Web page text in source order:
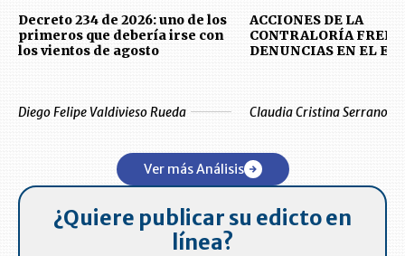
Decreto 234 de 2026: uno de los
primeros que debería irse con
los vientos de agosto
Diego Felipe Valdivieso Rueda
ACCIONES DE LA
CONTRALORÍA
DENUNCIAS EN EL
Claudia Cristina Serrano
Ver más Análisis
¿Quiere publicar su edicto en
línea?